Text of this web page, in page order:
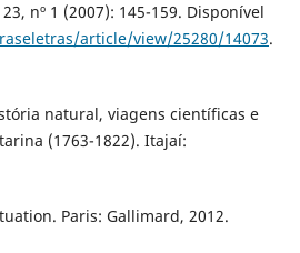
nº 1 (2007): 145-159. Disponível
article/view/25280/14073.
natural, viagens científicas e
(1763-1822). Itajaí:
Paris: Gallimard, 2012.